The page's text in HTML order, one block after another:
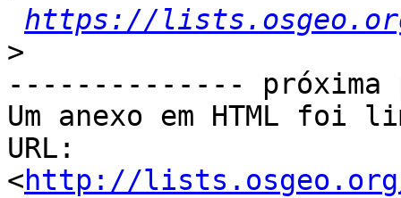
https://
>
--------------
Um anexo em HTML foi
URL:
<http://lists.osgeo.org/